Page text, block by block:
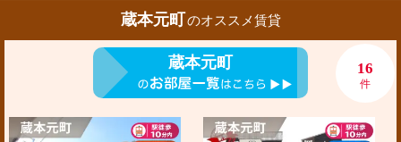
蔵本元町のオススメ賃貸
蔵本元町 16
件